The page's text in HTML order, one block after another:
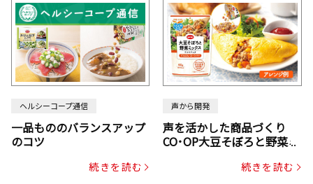
ヘルシーコープ通信
一品もののバランスアップ
のコツ
続きを読む
声から開発
声を活かした商品づくり
CO･OP大豆そぼろと野菜ミ
じん・コーン入り）続きを読む